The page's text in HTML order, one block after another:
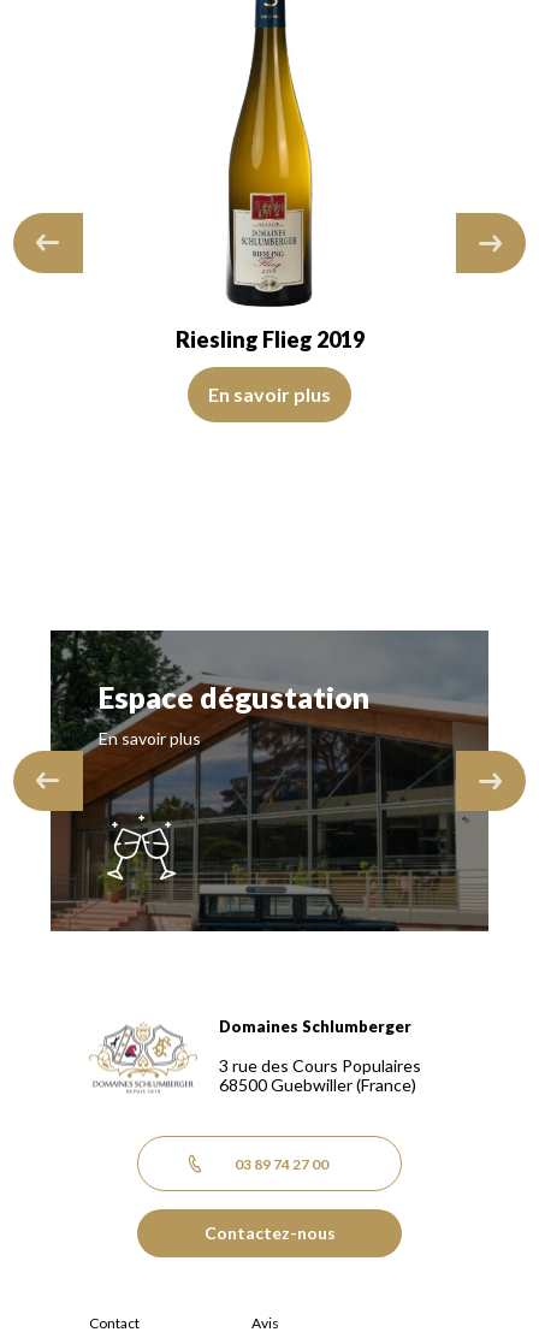
Le vin présente de la jeunesse.…
Riesling Flieg 2019
La robe est jaune pâle avec des reflets verts,
En savoir plus
Espace dégustation
En savoir plus
Domaines Schlumberger Vignerons 100% récoltants
Domaines Schlumberger
3 rue des Cours Populaires
68500Guebwiller(France)
03 89 74 27 00
Contactez-nous
Contact Avis